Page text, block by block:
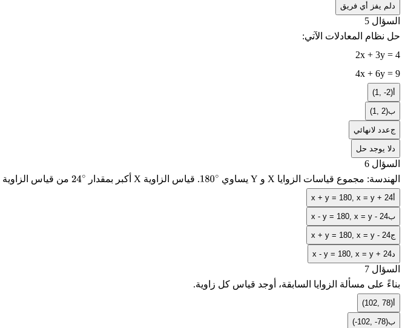
د لم يفز أي فريق
السؤال 5
حل نظام المعادلات الآتي:
2x + 3y = 4
4x + 6y = 9
أ(1, -2)
ب(1, 2)
جعدد لانهائي
د لا يوجد حل
السؤال 6
الهندسة: مجموع قياسات الزوايا X و Y يساوي
180 . قياس الزاوية X أكبر بمقدار
24
من قياس الزاوية
أx + y = 180, x = y + 24
بx - y = 180, x = y - 24
جx + y = 180, x = y - 24
دx - y = 180, x = y + 24
السؤال 7
بناءً على مسألة الزوايا السابقة، أوجد قياس كل زاوية.
أ(102, 78)
ب(-102, -78)